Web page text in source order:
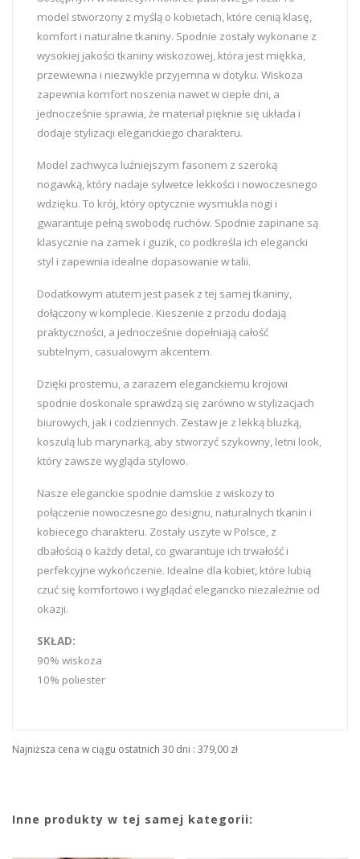
model stworzony z myślą o kobietach, które cenią klasę,
komfort i naturalne tkaniny. Spodnie zostały wykonane z
wysokiej jakości tkaniny wiskozowej, która jest miękka,
przewiewna i niezwykle przyjemna w dotyku. Wiskoza
zapewnia komfort noszenia nawet w ciepłe dni, a
jednocześnie sprawia, że materiał pięknie się układa i
dodaje stylizacji eleganckiego charakteru.
Model zachwyca luźniejszym fasonem z szeroką
nogawką, który nadaje sylwetce lekkości i nowoczesnego
wdzięku. To krój, który optycznie wysmukla nogi i
gwarantuje pełną swobodę ruchów. Spodnie zapinane są
klasycznie na zamek i guzik, co podkreśla ich elegancki
styl i zapewnia idealne dopasowanie w talii.
Dodatkowym atutem jest pasek z tej samej tkaniny,
dołączony w komplecie. Kieszenie z przodu dodają
praktyczności, a jednocześnie dopełniają całość
subtelnym, casualowym akcentem.
Dzięki prostemu, a zarazem eleganckiemu krojowi
spodnie doskonale sprawdzą się zarówno w stylizacjach
biurowych, jak i codziennych. Zestaw je z lekką bluzką,
koszulą lub marynarką, aby stworzyć szykowny, letni look,
który zawsze wygląda stylowo.
Nasze eleganckie spodnie damskie z wiskozy to
połączenie nowoczesnego designu, naturalnych tkanin i
kobiecego charakteru. Zostały uszyte w Polsce, z
dbałością o każdy detal, co gwarantuje ich trwałość i
perfekcyjne wykończenie. Idealne dla kobiet, które lubią
czuć się komfortowo i wyglądać elegancko niezależnie od
okazji.
SKŁAD:
90% wiskoza
10% poliester
Najniższa cena w ciągu ostatnich 30 dni : 379,00 zł
Inne produkty w tej samej kategorii: